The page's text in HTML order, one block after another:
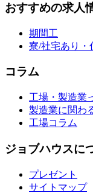
おすすめの求人
期間工
寮/社宅あり・
コラム
工場・製造業
製造業に関わ
工場コラム
ジョブハウスに
プレゼント
サイトマップ